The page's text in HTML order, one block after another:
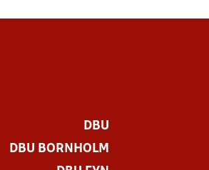
DBU
DBU BORNHOLM